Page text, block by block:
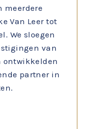
meerdere
Van Leer tot
We sloegen
van
ontwikkelden
partner in